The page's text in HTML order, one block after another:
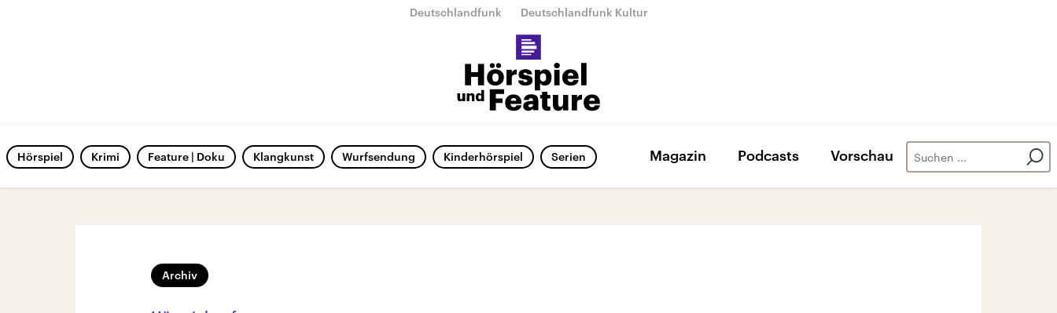
Deutschlandfunk Deutschlandfunk Kultur
Hörspiel Krimi Feature | Doku Klangkunst Wurfsendung Kinderhörspiel Serien Magazin Podcasts Vorschau
Archiv